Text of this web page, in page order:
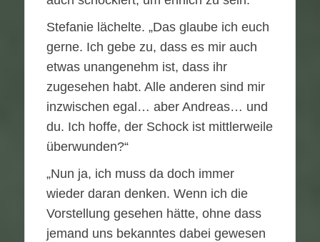
Stefanie lächelte. „Das glaube ich euch
gerne. Ich gebe zu, dass es mir auch
etwas unangenehm ist, dass ihr
zugesehen habt. Alle anderen sind mir
inzwischen egal… aber Andreas… und
du. Ich hoffe, der Schock ist mittlerweile
überwunden?“
„Nun ja, ich muss da doch immer
wieder daran denken. Wenn ich die
Vorstellung gesehen hätte, ohne dass
jemand uns bekanntes dabei gewesen